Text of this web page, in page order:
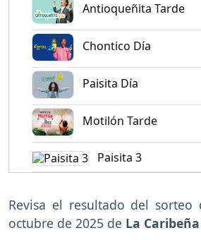
Antioqueñita Tarde
Chontico Día
Paisita Día
Motilón Tarde
Paisita 3
Revisa el resultado del sorteo
octubre de 2025 de La